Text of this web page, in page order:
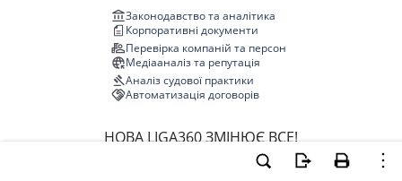
Законодавство та аналітика
Корпоративні документи
Перевірка компаній та персон
Медіааналіз та репутація
Аналіз судової практики
Автоматизація договорів
НОВА LIGA360 ЗМІНЮЄ ВСЕ!